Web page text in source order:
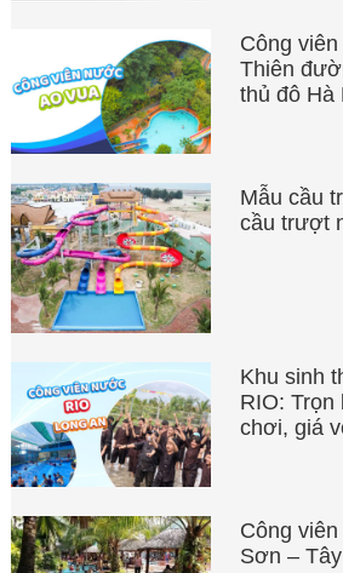
Công
Thiên
thủ đô Hà
Mẫu cầu
cầu trượt
Khu sinh
RIO: Trọn
chơi, giá
Công
Sơn –